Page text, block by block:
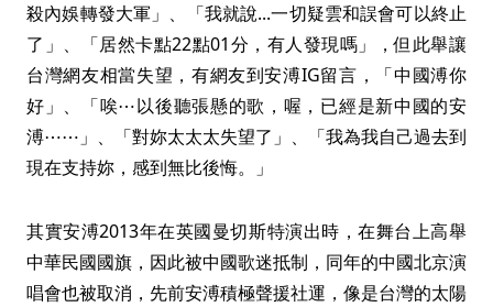
殺內娛轉發大軍」、「我就說...一切疑雲和誤會可以終止
了」、「居然卡點22點01分，有人發現嗎」，但此舉讓
台灣網友相當失望，有網友到安溥IG留言，「中國溥你
好」、「唉⋯以後聽張懸的歌，喔，已經是新中國的安
溥⋯⋯」、「對妳太太太失望了」、「我為我自己過去到
現在支持妳，感到無比後悔。」
其實安溥2013年在英國曼切斯特演出時，在舞台上高舉
中華民國國旗，因此被中國歌迷抵制，同年的中國北京演
唱會也被取消，先前安溥積極聲援社運，像是台灣的太陽